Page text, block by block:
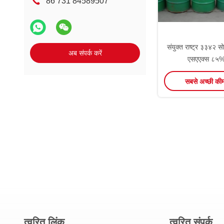
अब संपर्क करें
संयुक्त राष्ट्र ३३४२
एसएएक्स
सबसे अच्छी